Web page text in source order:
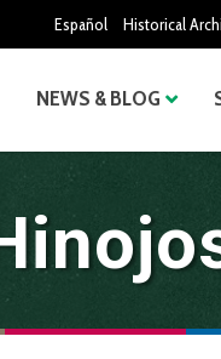
Español Historical
NEWS & BLOG